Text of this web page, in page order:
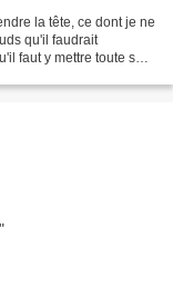
la tête, ce dont je ne
qu'il faudrait
faut y mettre toute son